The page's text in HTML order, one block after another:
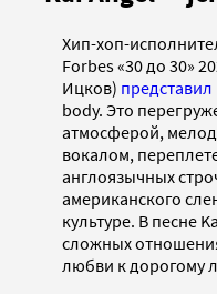
Хип-хоп-
Forbes «30 до 30»
Ицков) представил
body. Это
атмосферой,
вокалом,
англоязычных
американского
культуре. В песне
сложных
любви к дорогому